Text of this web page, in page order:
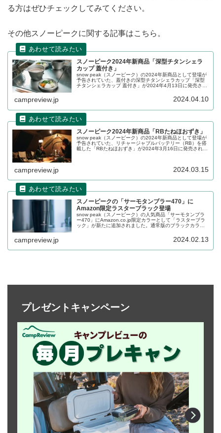
る方はぜひチェックしてみてください。
その他スノーピークに関する記事はこちら。
スノーピーク2024年新商品「深型チタンシェラ
カップ 蓋付き」
snow peak（スノーピーク）の2024年新商品として登場が
予告されていた、蓋付きの深型チタンシェラカップ「深型
チタンシェラカップ 蓋付き」が2024年4月13日に発売され
させ小皿としても使うことができます。詳細をレビューし
campreview.jp 2024.04.10
スノーピーク2024年新商品「RBたねほおずき」
snow peak（スノーピーク）の2024年新商品として登場が
予告されていた、リチャージャブルバッテリー（RB）を搭
載した「RBたねほおずき」が2024年3月16日に発売されま
campreview.jp 2024.03.15
スノーピークの「サーモタンブラー470」に
Amazon限定ラスターブラック登場
snow peak（スノーピーク）の人気商品「サーモタンブラ
ー470」にAmazon.co.jp限定カラーとして「ラスターブラ
ック」が新たに追加されました。通常版のブラックカラー
一色で統一されています。詳細をレビューします。
campreview.jp 2024.02.13
プレゼントキャンペーン